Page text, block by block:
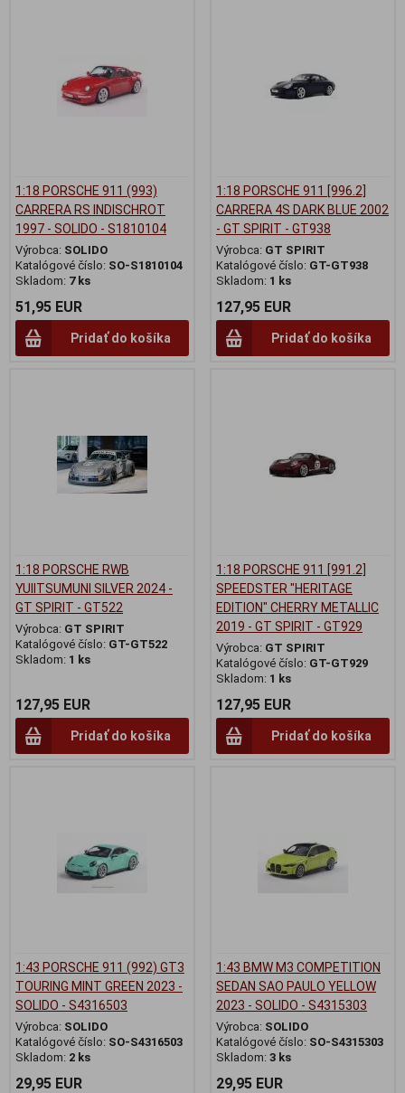
1:18 PORSCHE 911 (993)
CARRERA RS INDISCHROT
1997 - SOLIDO - S1810104
Výrobca: SOLIDO
Katalógové číslo: SO-S1810104
Skladom: 7 ks
51,95 EUR
Pridať do košíka
1:18 PORSCHE 911 [996.2]
CARRERA 4S DARK BLUE 2002
- GT SPIRIT - GT938
Výrobca: GT SPIRIT
Katalógové číslo: GT-GT938
Skladom: 1 ks
127,95 EUR
Pridať do košíka
1:18 PORSCHE RWB
YUIITSUMUNI SILVER 2024 -
GT SPIRIT - GT522
Výrobca: GT SPIRIT
Katalógové číslo: GT-GT522
Skladom: 1 ks
127,95 EUR
Pridať do košíka
1:18 PORSCHE 911 [991.2]
SPEEDSTER "HERITAGE
EDITION" CHERRY METALLIC
2019 - GT SPIRIT - GT929
Výrobca: GT SPIRIT
Katalógové číslo: GT-GT929
Skladom: 1 ks
127,95 EUR
Pridať do košíka
1:43 PORSCHE 911 (992) GT3
TOURING MINT GREEN 2023 -
SOLIDO - S4316503
Výrobca: SOLIDO
Katalógové číslo: SO-S4316503
Skladom: 2 ks
29,95 EUR
1:43 BMW M3 COMPETITION
SEDAN SAO PAULO YELLOW
2023 - SOLIDO - S4315303
Výrobca: SOLIDO
Katalógové číslo: SO-S4315303
Skladom: 3 ks
29,95 EUR